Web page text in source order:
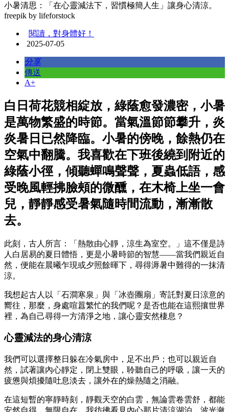
小暑清思：「在心靈減法下，習慣極簡人生」讓身心清涼。
freepik by lifeforstock
閱讀，對身體好！
2025-07-05
分享
傳送
A+
白日荷花競相綻放，綠蔭愈發濃密，小暑
是萬物繁盛的時節。當氣溫節節攀升，炎
炎暑日已然降臨。小暑的傍晚，餘熱仍在
空氣中翻騰。我喜歡在下班後繞到附近的
綠蔭小徑，傾聽蟬鳴聲聲，夏蟲低語，感
受晚風輕拂臉頰的微醺，在木椅上坐一會
兒，靜靜感受暑氣隨時間流動，漸漸散
去。
此刻，古人所言：「熱散由心靜，涼生為室空。」這不僅是詩
人白居易的夏日體悟，更是小暑時節的智慧——當我們親近自
然，便能在晨曦乍現或夕照餘暉下，尋得溽暑中難得的一抹清
涼。
我想起古人以「石澗寒泉」與「冰壺團扇」寄託對夏日涼意的
嚮往，那麼，身處喧囂繁忙的我們呢？是否也能在這熙攘世界
裡，為自己尋得一方清淨之地，讓心靈安然棲息？
心靈減法的身心清涼
我們可以選擇整日躲在冷氣房中，足不出戶；也可以親近自
然，試著讓內心靜定，閉上雙眼，聆聽自己的呼吸，讓一天的
疲憊與煩擾隨吐息淡去，讓外在的燥熱隨之消融。
在這短暫的寧靜時刻，靜觀天空的白雲，無論雲卷雲舒，都能
安然自得，無限自在。我彷彿看見內心那片清涼湖泊，波光瀲